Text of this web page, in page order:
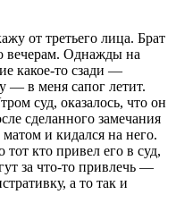
от третьего лица. Брат
вечерам. Однажды на
какое-то сзади —
— в меня сапог летит.
суд, оказалось, что он
сделанного замечания
и кидался на него.
тот кто привел его в суд,
за что-то привлечь —
а то так и